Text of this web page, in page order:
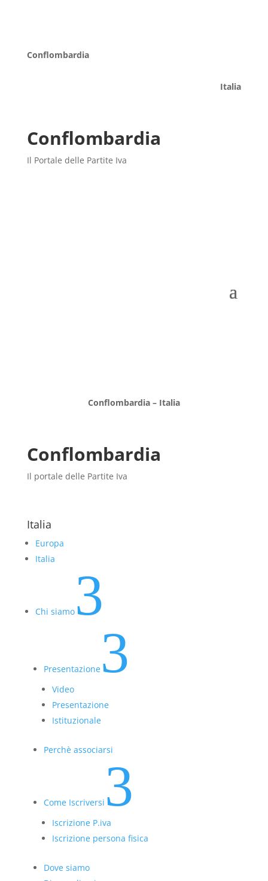
Conflombardia
Italia
Conflombardia
Il Portale delle Partite Iva
Conflombardia – Italia
Conflombardia
Il portale delle Partite Iva
Italia
Europa
Italia
Chi siamo3
Presentazione3
Video
Presentazione
Istituzionale
Perchè associarsi
Come Iscriversi 3
Iscrizione P.iva
Iscrizione persona fisica
Dove siamo